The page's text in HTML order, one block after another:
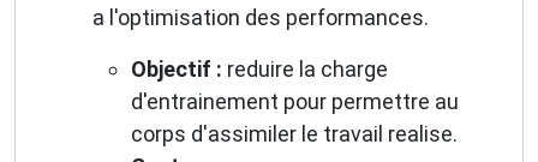
a l'optimisation des performances.
Objectif : reduire la charge
d'entrainement pour permettre au
corps d'assimiler le travail realise.